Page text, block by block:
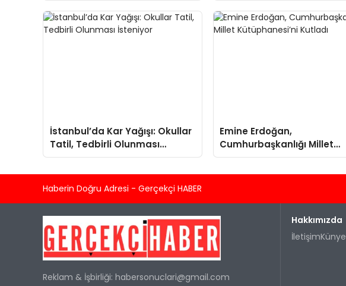
İstanbul’da Kar Yağışı: Okullar
Tatil, Tedbirli Olunması
İsteniyor
Emine Erdoğan,
Cumhurbaşkanlığı Millet
Kütüphanesi’ni Kutladı
Haberin Doğru Adresi - Gerçekçi HABER
Reklam & İşbirliği: habersonuclari@gmail.com
Hakkımızda
İletişimKünye